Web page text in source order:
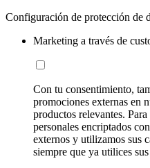
Configuración de protección de
Marketing a través de
Con tu consentimiento,
promociones externas en
productos relevantes.
personales encriptados
externos y utilizamos sus
siempre que ya utilices